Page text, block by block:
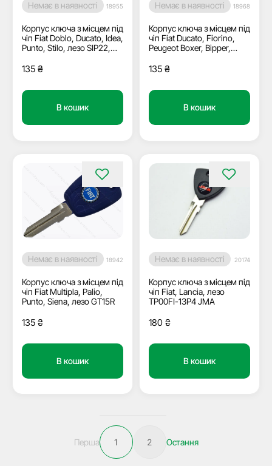
Немає в наявності 18955
Корпус ключа з місцем під
чіп Fiat Doblo, Ducato, Idea,
Punto, Stilo, лезо SIP22,
135 ₴
В кошик
Немає в наявності 18968
Корпус ключа з місцем під
чіп Fiat Ducato, Fiorino,
Peugeot Boxer, Bipper,
інші, лезо SIP22
135 ₴
В кошик
Немає в наявності 18942
Корпус ключа з місцем під
чіп Fiat Multipla, Palio,
Punto, Siena, лезо GT15R
135 ₴
В кошик
Немає в наявності 20174
Корпус ключа з місцем під
чіп Fiat, Lancia, лезо
TP00FI-13P4 JMA
180 ₴
В кошик
Перша 1 2 Остання